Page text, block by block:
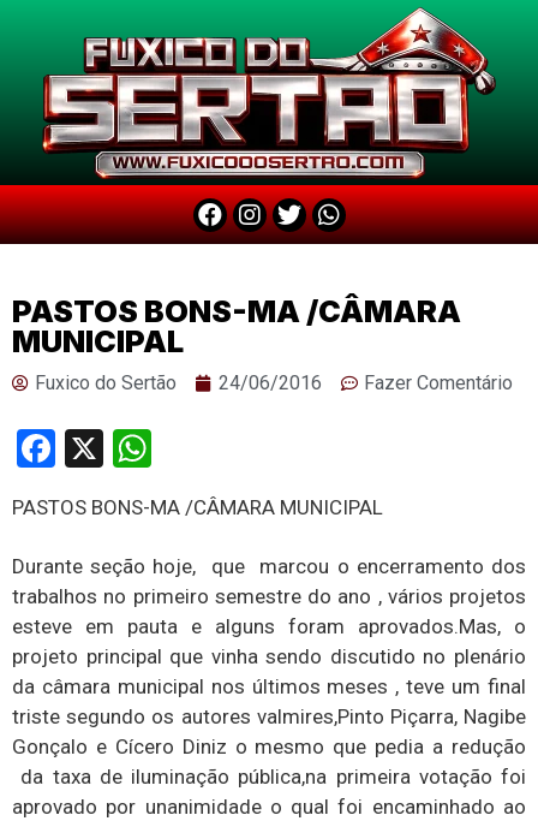
PASTOS BONS-MA /CÂMARA
MUNICIPAL
Fuxico do Sertão 24/06/2016 Fazer Comentário
Facebook
X
PASTOS BONS-MA /CÂMARA MUNICIPAL
Durante seção hoje, que marcou o encerramento dos
trabalhos no primeiro semestre do ano , vários projetos
esteve em pauta e alguns foram aprovados.Mas, o
projeto principal que vinha sendo discutido no plenário
da câmara municipal nos últimos meses , teve um final
triste segundo os autores valmires,Pinto Piçarra, Nagibe
Gonçalo e Cícero Diniz o mesmo que pedia a redução
da taxa de iluminação pública,na primeira votação foi
aprovado por unanimidade o qual foi encaminhado ao